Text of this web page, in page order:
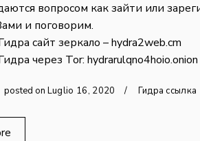
вопросом как зайти или
и поговорим.
сайт зеркало – hydra2web.cm
через Tor: hydrarulqno4hoio.onion
posted on Luglio 16, 2020 Гидра ссылка